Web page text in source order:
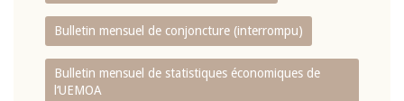
Bulletin mensuel de conjoncture (interrompu)
Bulletin mensuel de statistiques économiques de
l‘UEMOA